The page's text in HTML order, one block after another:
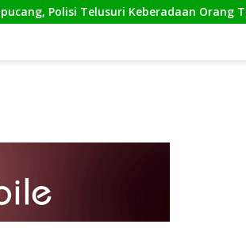
Polisi Telusuri Keberadaan Orang Tua